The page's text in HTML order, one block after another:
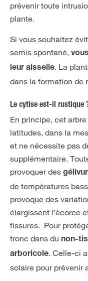
prévenir toute
plante.
Si vous souhaitez
semis spontané,
leur aisselle. La
dans la formation de
Le cytise est-il rustique
En principe, cet
latitudes, dans la
et ne nécessite pas
supplémentaire.
provoquer des
de températures
provoque des
élargissent l’écorce
fissures. Pour
tronc dans du non-
arboricole. Celle-ci
solaire pour prévenir